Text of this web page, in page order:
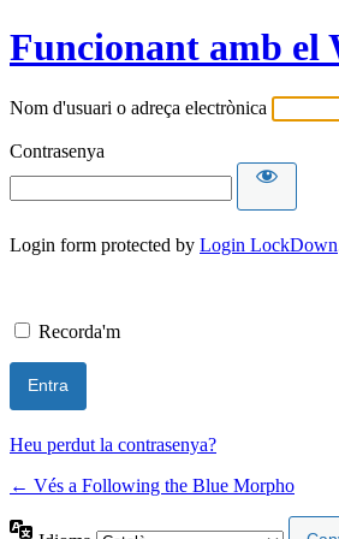
Funcionant amb el
Nom d'usuari o adreça electrònica
Contrasenya
Login form protected by Login LockDown
Recorda'm
Heu perdut la contrasenya?
← Vés a Following the Blue Morpho